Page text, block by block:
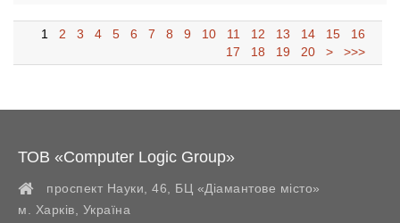
1 2 3 4 5 6 7 8 9 10 11 12 13 14 15
16
17
18 19 20 > >>>
ТОВ «Computer Logic Group»
проспект Науки, 46, БЦ «Діамантове місто»
м. Харків
Україна